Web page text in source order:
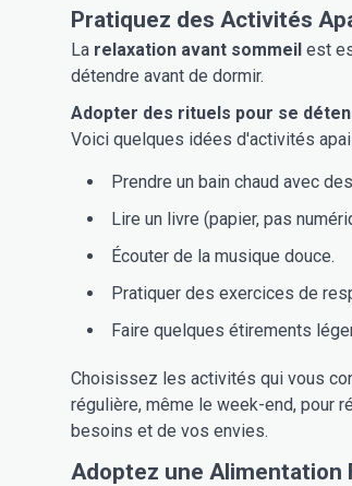
Pratiquez des Activités
La relaxation avant sommeil est
détendre avant de dormir.
Adopter des rituels pour se
Voici quelques idées d'activités
Prendre un bain chaud avec
Lire un livre (papier, pas
Écouter de la musique douce.
Pratiquer des exercices de
Faire quelques étirements
Choisissez les activités qui vous
régulière, même le week-end, pour
besoins et de vos envies.
Adoptez une Alimentation